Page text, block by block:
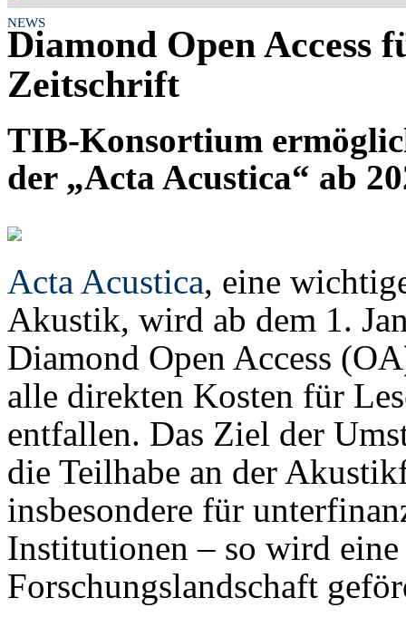
NEWS
Diamond Open Access
Zeitschrift
TIB-Konsortium
der „Acta Acustica“ ab
Acta Acustica, eine
Akustik, wird ab dem 1.
Diamond Open Access
alle direkten Kosten für
entfallen. Das Ziel der
die Teilhabe an der
insbesondere für
Institutionen – so wird
Forschungslandschaft